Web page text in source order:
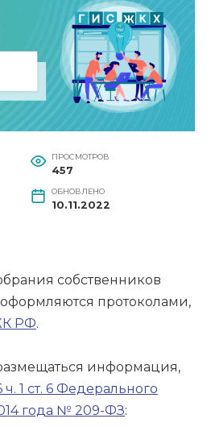
ПРОСМОТРОВ
457
ОБНОВЛЕНО
10.11.2022
собственников
протоколами,
РФ.
информация,
ч. 1 ст. 6 Федерального
года № 209-ФЗ: